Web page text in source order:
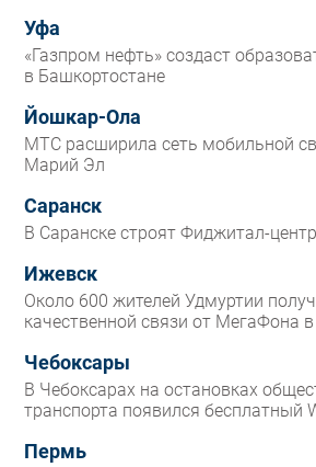
Уфа
«Газпром нефть» создаст
в Башкортостане
Йошкар-Ола
МТС расширила сеть мобильной
Марий Эл
Саранск
В Саранске строят Фиджитал-
Ижевск
Около 600 жителей Удмуртии
качественной связи от МегаФона
Чебоксары
В Чебоксарах на остановках
транспорта появился бесплатный
Пермь